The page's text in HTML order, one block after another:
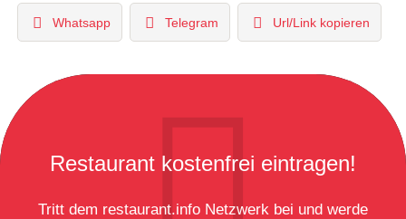
Whatsapp Telegram Url/Link kopieren
Restaurant kostenfrei eintragen!
Tritt dem restaurant.info Netzwerk bei und werde